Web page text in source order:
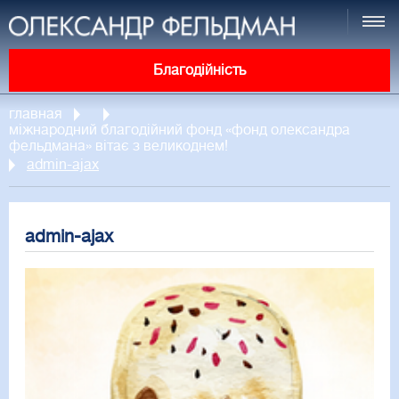
Благодійність
главная
міжнародний благодійний фонд «фонд олександра
фельдмана» вітає з великоднем!
admin-ajax
admin-ajax